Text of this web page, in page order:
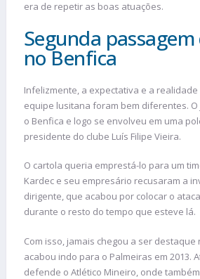
era de repetir as boas atuações.
Segunda
no Benfica
Infelizmente, a expectativa e a realidade
equipe lusitana foram bem diferentes.
o Benfica e logo se envolveu em uma
presidente do clube Luís Filipe Vieira.
O cartola queria emprestá-lo para um
Kardec e seu empresário recusaram a
dirigente, que acabou por colocar o
durante o resto do tempo que esteve lá.
Com isso, jamais chegou a ser
acabou indo para o Palmeiras em 2013.
defende o Atlético Mineiro, onde